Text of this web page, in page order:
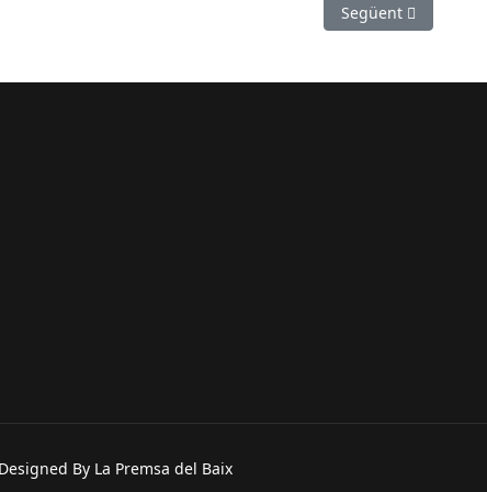
l’ampliació del ZEPA Article següent: Es
Següent
By La Premsa del Baix